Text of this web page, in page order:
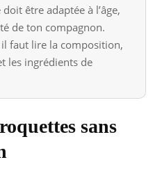
être adaptée à l’âge,
de ton compagnon.
faut lire la composition,
les ingrédients de
sans